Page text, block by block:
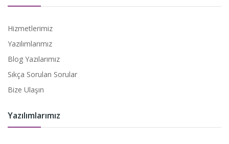
Hizmetlerimiz
Yazılımlarımız
Blog Yazılarımız
Sıkça Sorulan Sorular
Bize Ulaşın
Yazılımlarımız